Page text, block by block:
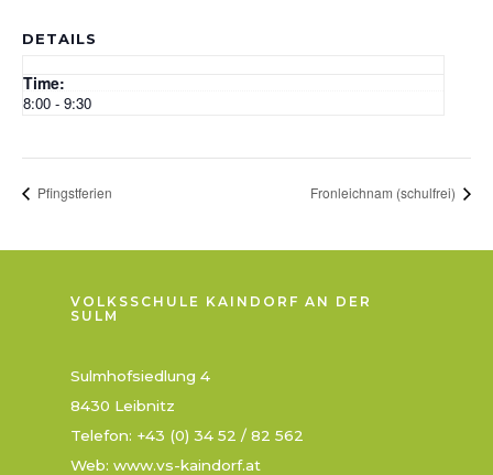
DETAILS
Time:
8:00 - 9:30
Pfingstferien Fronleichnam (schulfrei)
VOLKSSCHULE KAINDORF AN DER
SULM
Sulmhofsiedlung 4
8430 Leibnitz
Telefon: +43 (0) 34 52 / 82 562
Web: www.vs-kaindorf.at